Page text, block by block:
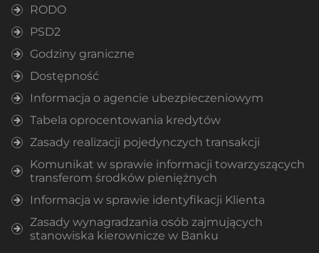
RODO
PSD2
Godziny graniczne
Dostępność
Informacja o agencie ubezpieczeniowym
Tabela oprocentowania kredytów
Zasady realizacji pojedynczych transakcji
Komunikat w sprawie informacji towarzyszących
transferom środków pieniężnych
Informacja w sprawie identyfikacji Klienta
Zasady wynagradzania osób zajmujących
stanowiska kierownicze w Banku